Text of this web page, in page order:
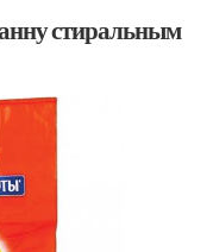
стиральным